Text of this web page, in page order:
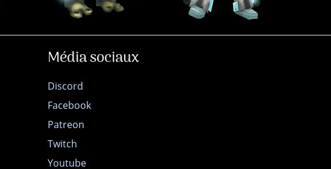
Média sociaux
Discord
Facebook
Patreon
Twitch
Youtube